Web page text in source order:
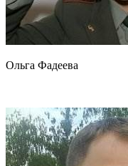
Ольга Фадеева